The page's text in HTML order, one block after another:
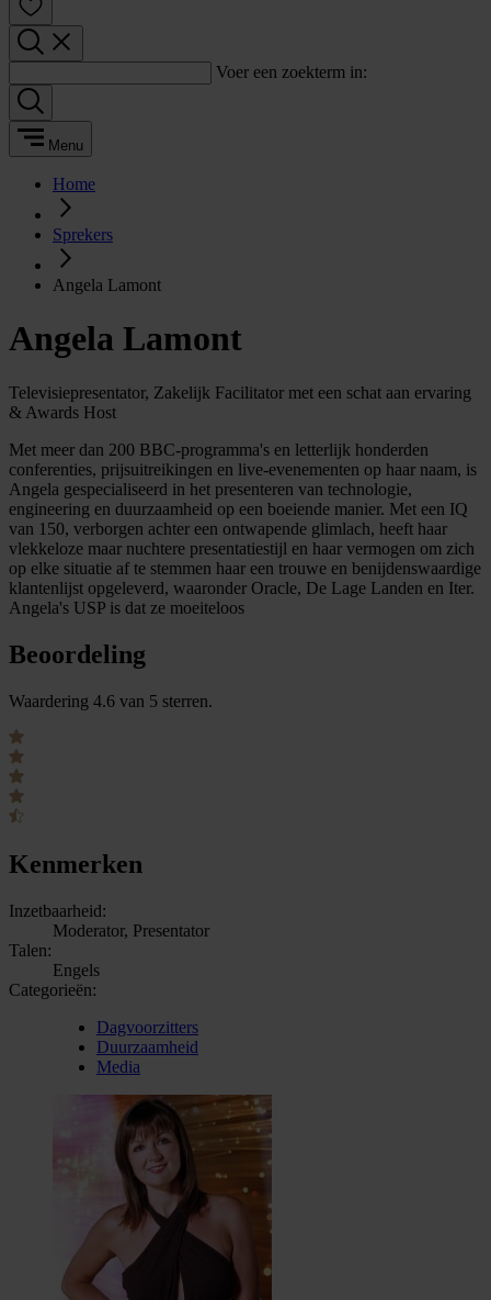
Voer een zoekterm in:
Menu
Home
Sprekers
Angela Lamont
Angela Lamont
Televisiepresentator, Zakelijk Facilitator met een schat aan ervaring
& Awards Host
Met meer dan 200 BBC-programma's en letterlijk honderden
conferenties, prijsuitreikingen en live-evenementen op haar naam, is
Angela gespecialiseerd in het presenteren van technologie,
engineering en duurzaamheid op een boeiende manier. Met een IQ
van 150, verborgen achter een ontwapende glimlach, heeft haar
vlekkeloze maar nuchtere presentatiestijl en haar vermogen om zich
op elke situatie af te stemmen haar een trouwe en benijdenswaardige
klantenlijst opgeleverd, waaronder Oracle, De Lage Landen en Iter.
Angela's USP is dat ze moeiteloos
Beoordeling
Waardering 4.6 van 5 sterren.
Kenmerken
Inzetbaarheid:
Moderator, Presentator
Talen:
Engels
Categorieën:
Dagvoorzitters
Duurzaamheid
Media